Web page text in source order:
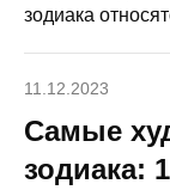
зодиака
11.12.2023
Самые
зодиака: